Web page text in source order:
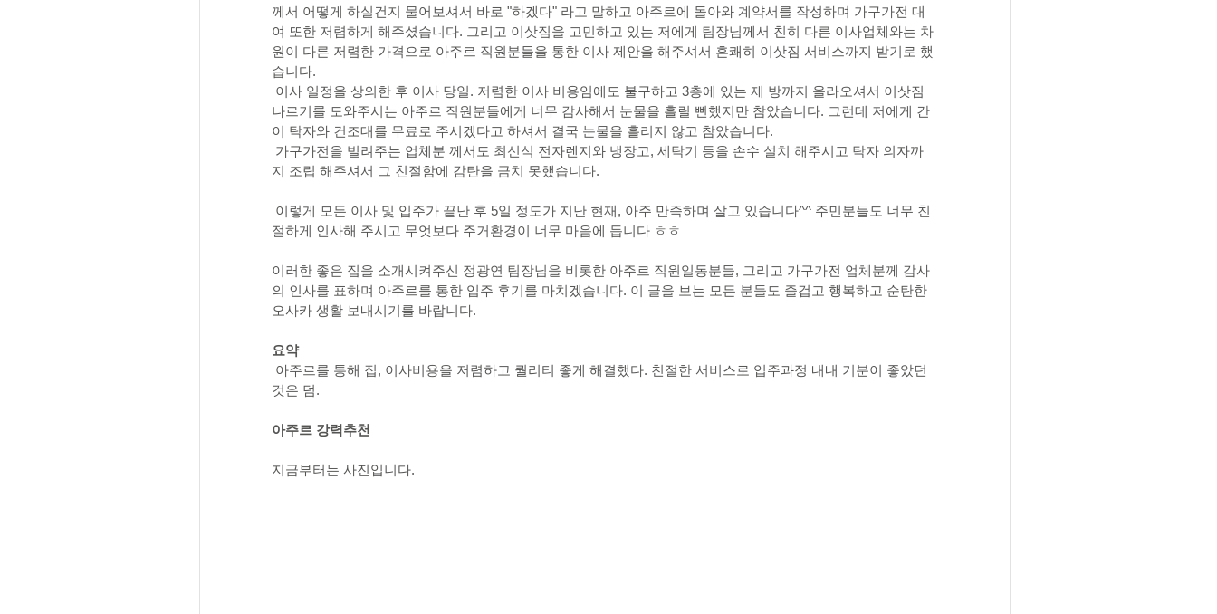
께서 어떻게 하실건지 물어보셔서 바로 "하겠다" 라고 말하고 아주르에 돌아와 계약서를 작성하며 가구가전 대
여 또한 저렴하게 해주셨습니다. 그리고 이삿짐을 고민하고 있는 저에게 팀장님께서 친히 다른 이사업체와는 차
원이 다른 저렴한 가격으로 아주르 직원분들을 통한 이사 제안을 해주셔서 흔쾌히 이삿짐 서비스까지 받기로 했
습니다.
이사 일정을 상의한 후 이사 당일. 저렴한 이사 비용임에도 불구하고 3층에 있는 제 방까지 올라오셔서 이삿짐
나르기를 도와주시는 아주르 직원분들에게 너무 감사해서 눈물을 흘릴 뻔했지만 참았습니다. 그런데 저에게 간
이 탁자와 건조대를 무료로 주시겠다고 하셔서 결국 눈물을 흘리지 않고 참았습니다.
가구가전을 빌려주는 업체분 께서도 최신식 전자렌지와 냉장고, 세탁기 등을 손수 설치 해주시고 탁자 의자까
지 조립 해주셔서 그 친절함에 감탄을 금치 못했습니다.
이렇게 모든 이사 및 입주가 끝난 후 5일 정도가 지난 현재, 아주 만족하며 살고 있습니다^^ 주민분들도 너무 친
절하게 인사해 주시고 무엇보다 주거환경이 너무 마음에 듭니다 ㅎㅎ
이러한 좋은 집을 소개시켜주신 정광연 팀장님을 비롯한 아주르 직원일동분들, 그리고 가구가전 업체분께 감사
의 인사를 표하며 아주르를 통한 입주 후기를 마치겠습니다. 이 글을 보는 모든 분들도 즐겁고 행복하고 순탄한
오사카 생활 보내시기를 바랍니다.
요약
아주르를 통해 집, 이사비용을 저렴하고 퀄리티 좋게 해결했다. 친절한 서비스로 입주과정 내내 기분이 좋았던
것은 덤.
아주르 강력추천
지금부터는 사진입니다.